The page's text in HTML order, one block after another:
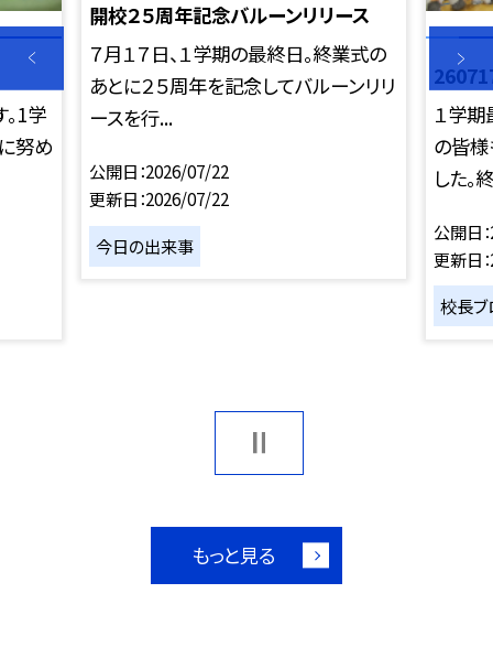
1学
努め
開校２５周年記念バルーンリリース
７月１７日、１学期の最終日。終業式の
あとに２５周年を記念してバルーンリリ
ースを行...
公開日 2026/07/22
更新日 2026/07/22
今日の出来事
１学
の皆様
した。
公開日
更新日
校長ブ
もっと見る